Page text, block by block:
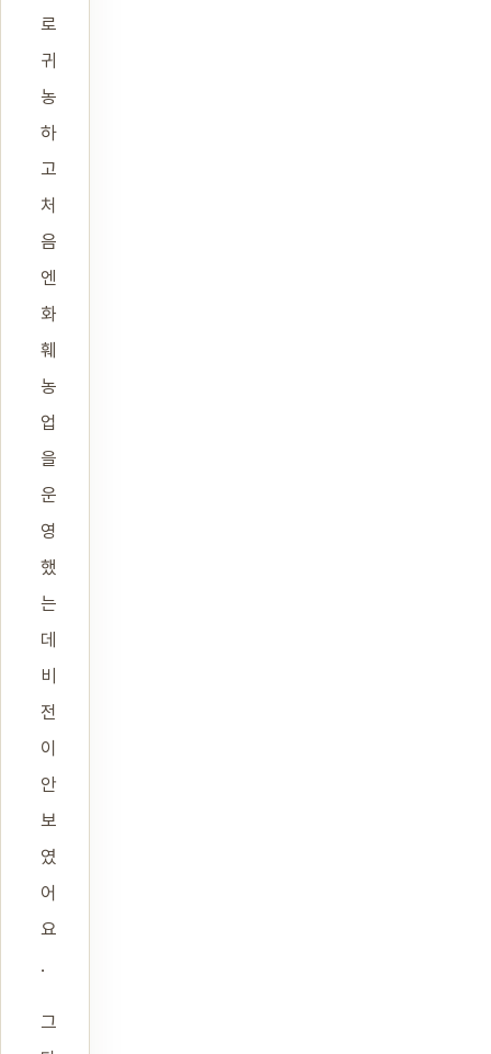
로
귀
농
하
고
처
음
엔
화
훼
농
업
을
운
영
했
는
데
비
전
이
안
보
였
어
요
.
그